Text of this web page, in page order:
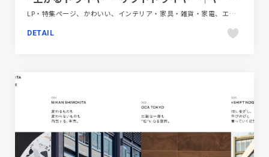
LP・特集ページ、かわいい、インテリア・家具・雑貨・家電、エレガント、オレンジ系、ブルー系、モーション多め、大きめ写真
DETAIL